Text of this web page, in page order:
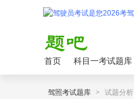
首页 科目一考试题库
驾照考试题库 > 试题分析